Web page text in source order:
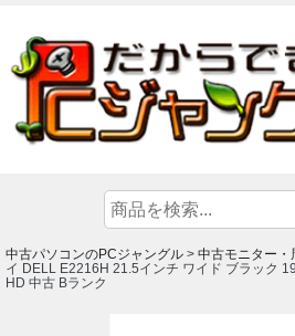
中古パソコンのPCジャングル > 中古モニター・
イ DELL E2216H 21.5インチ ワイド ブラック
HD 中古 Bランク